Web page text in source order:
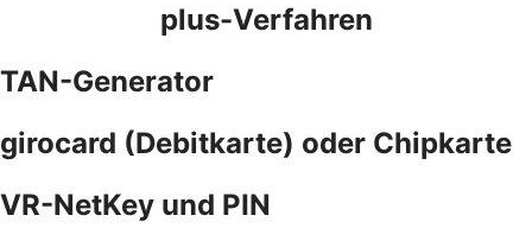
plus-Verfahren
TAN-Generator
girocard (Debitkarte) oder Chipkarte
VR-NetKey und PIN